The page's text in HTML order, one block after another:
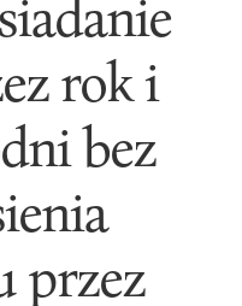
rok i
bez
przez